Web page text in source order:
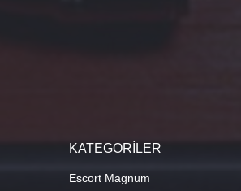
KATEGORİLER
Escort Magnum